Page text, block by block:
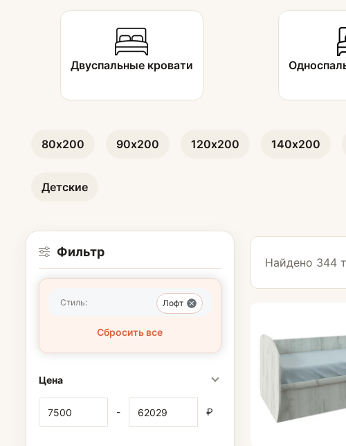
Односпальные
Полутороспальные
Двуспальные кровати
Двуспальные кровати
80х200 90х200 120х200 140х200
Детские
Фильтр
Стиль: Лофт
Сбросить все
Цена
- ₽
Найдено 344